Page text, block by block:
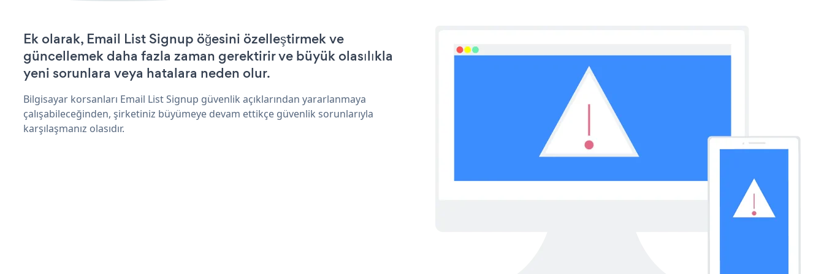
Ek olarak, Email List Signup öğesini özelleştirmek ve
güncellemek daha fazla zaman gerektirir ve büyük olasılıkla
yeni sorunlara veya hatalara neden olur.
Bilgisayar korsanları Email List Signup güvenlik açıklarından yararlanmaya
çalışabileceğinden, şirketiniz büyümeye devam ettikçe güvenlik sorunlarıyla
karşılaşmanız olasıdır.